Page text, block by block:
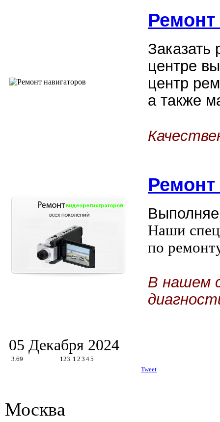
Ремонт
Заказать
центре
центр
а также
Наши
по
В нашем
05 Декабря 2024
3.69 123 1 2 3 45
Tweet
Москва